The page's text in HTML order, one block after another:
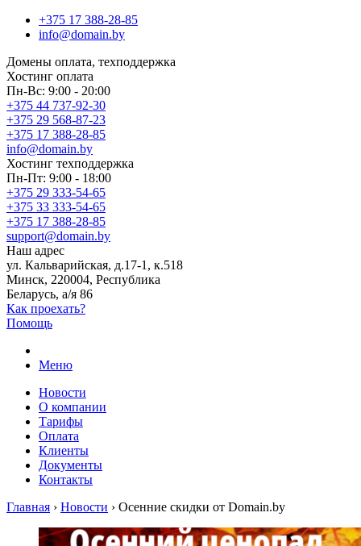
+375 17 388-28-85
info@domain.by
Домены оплата, техподдержка
Хостинг оплата
Пн-Вс: 9:00 - 20:00
+375 44 737-92-30
+375 29 568-87-23
+375 17 388-28-85
info@domain.by
Хостинг техподдержка
Пн-Пт: 9:00 - 18:00
+375 29 333-54-65
+375 33 333-54-65
+375 17 388-28-85
support@domain.by
Наш адрес
ул. Кальварийская, д.17-1, к.518
Минск, 220004, Республика
Беларусь, а/я 86
Как проехать?
Помощь
Меню
Новости
О компании
Тарифы
Оплата
Клиенты
Документы
Контакты
Главная › Новости › Осенние скидки от Domain.by